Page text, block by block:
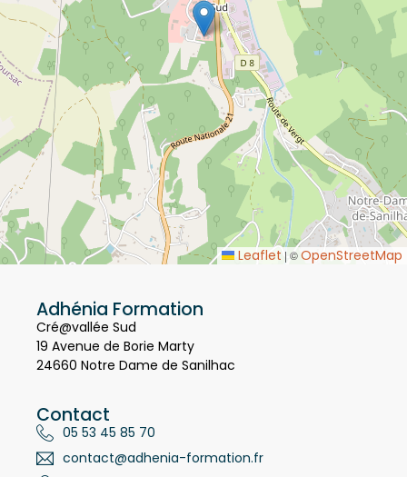
Leaflet | © OpenStreetMap
Adhénia Formation
Cré@vallée Sud
19 Avenue de Borie Marty
24660 Notre Dame de Sanilhac
Contact
05 53 45 85 70
contact@adhenia-formation.fr